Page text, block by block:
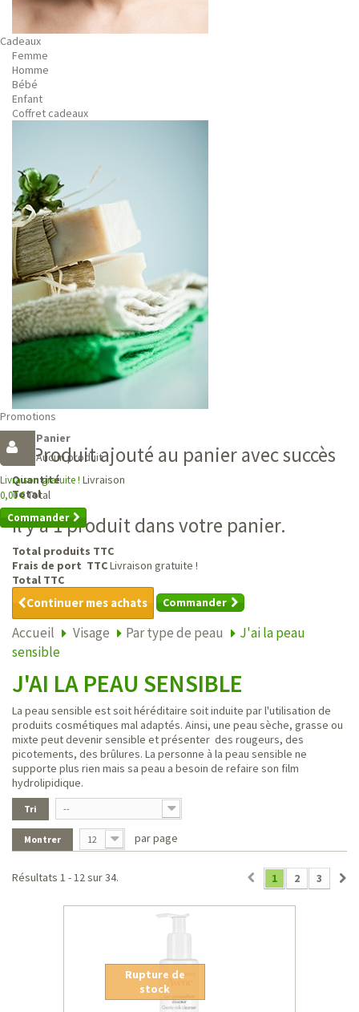
Cadeaux
Femme
Homme
Bébé
Enfant
Coffret cadeaux
Promotions
Panier
Aucun produit
Livraison gratuite ! Livraison
0,00 €Total
Commander
Produit ajouté au panier avec succès
Quantité
Total
Il y a 1 produit dans votre panier.
Total produits TTC
Frais de port TTCLivraison gratuite !
Total TTC
Continuer mes achats Commander
Accueil Visage Par type de peau
J'ai la peau
sensible
J'AI LA PEAU SENSIBLE
La peau sensible est soit héréditaire soit induite par l'utilisation de
produits cosmétiques mal adaptés. Ainsi, une peau sèche, grasse ou
mixte peut devenir sensible et présenter des rougeurs, des
picotements, des brûlures. La personne à la peau sensible ne
supporte plus rien mais sa peau a besoin de refaire son film
hydrolipidique.
Tri --
Montrer 12 par page
1 2 3
Résultats 1 - 12 sur 34.
Rupture de
stock